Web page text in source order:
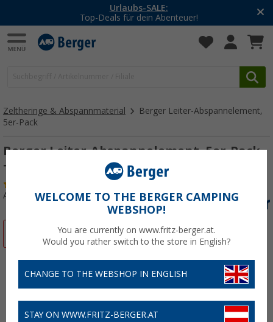
Urlaubs-SALE:
Top-Deals für dein Abenteuer!
Zeltheringe & Abspannmaterial
Berger Leiter-Abspannelement,
5er-Pack
Berger Leiter-Abspannelement, 5er-Pack
Transparent
Art.-Nr.: 403790WELCOME TO THE BERGER CAMPING
WEBSHOP!
You are currently on www.fritz-berger.at.
Would you rather switch to the store in English?
CHANGE TO THE WEBSHOP IN ENGLISH
STAY ON WWW.FRITZ-BERGER.AT